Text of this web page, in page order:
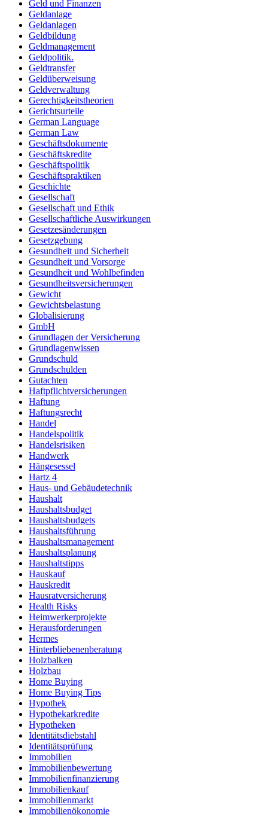
Geld und Finanzen
Geldanlage
Geldanlagen
Geldbildung
Geldmanagement
Geldpolitik.
Geldtransfer
Geldüberweisung
Geldverwaltung
Gerechtigkeitstheorien
Gerichtsurteile
German Language
German Law
Geschäftsdokumente
Geschäftskredite
Geschäftspolitik
Geschäftspraktiken
Geschichte
Gesellschaft
Gesellschaft und Ethik
Gesellschaftliche Auswirkungen
Gesetzesänderungen
Gesetzgebung
Gesundheit und Sicherheit
Gesundheit und Vorsorge
Gesundheit und Wohlbefinden
Gesundheitsversicherungen
Gewicht
Gewichtsbelastung
Globalisierung
GmbH
Grundlagen der Versicherung
Grundlagenwissen
Grundschuld
Grundschulden
Gutachten
Haftpflichtversicherungen
Haftung
Haftungsrecht
Handel
Handelspolitik
Handelsrisiken
Handwerk
Hängesessel
Hartz 4
Haus- und Gebäudetechnik
Haushalt
Haushaltsbudget
Haushaltsbudgets
Haushaltsführung
Haushaltsmanagement
Haushaltsplanung
Haushaltstipps
Hauskauf
Hauskredit
Hausratversicherung
Health Risks
Heimwerkerprojekte
Herausforderungen
Hermes
Hinterbliebenenberatung
Holzbalken
Holzbau
Home Buying
Home Buying Tips
Hypothek
Hypothekarkredite
Hypotheken
Identitätsdiebstahl
Identitätsprüfung
Immobilien
Immobilienbewertung
Immobilienfinanzierung
Immobilienkauf
Immobilienmarkt
Immobilienökonomie